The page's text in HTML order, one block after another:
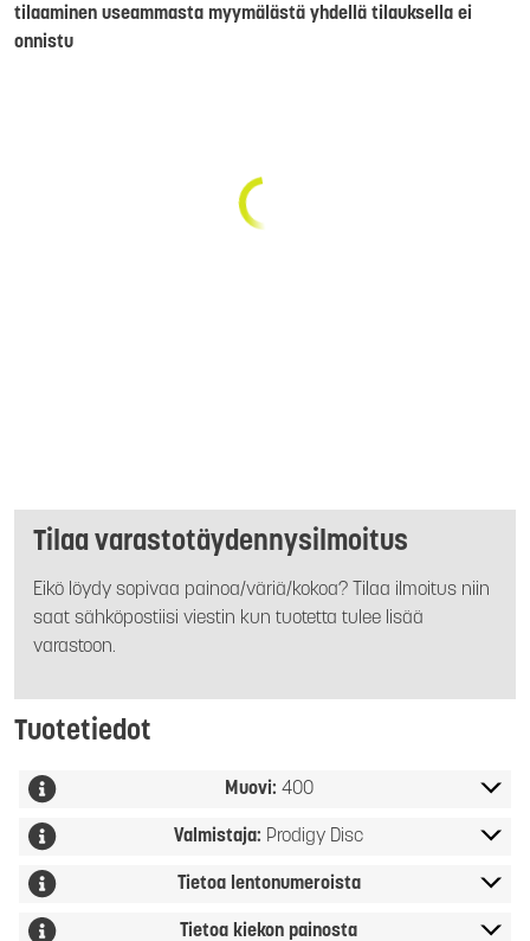
tilaaminen useammasta myymälästä yhdellä tilauksella ei
onnistu
Tilaa varastotäydennysilmoitus
Eikö löydy sopivaa painoa/väriä/kokoa? Tilaa ilmoitus niin
saat sähköpostiisi viestin kun tuotetta tulee lisää
varastoon.
Tuotetiedot
Muovi: 400
Valmistaja: Prodigy Disc
Tietoa lentonumeroista
Tietoa kiekon painosta